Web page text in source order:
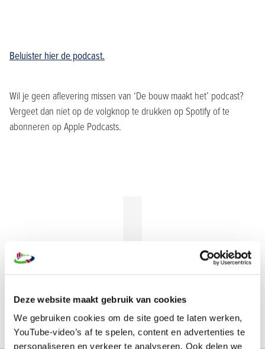
Deze website maakt gebruik van cookies
We gebruiken cookies om de site goed te laten werken,
YouTube-video’s af te spelen, content en advertenties te
personaliseren en verkeer te analyseren. Ook delen we
Beluister hier de podcast.
Wil je geen aflevering missen van ‘De bouw maakt het’ podcast?
Vergeet dan niet op de volgknop te drukken op Spotify of te
abonneren op Apple Podcasts.